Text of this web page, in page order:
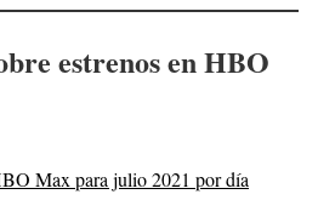
estrenos en HBO
Max para julio 2021 por día